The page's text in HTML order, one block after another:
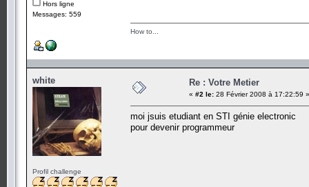
Hors ligne
Messages: 559
How to...
white
Profil challenge
Re : Votre Metier
« #2 le: 28 Février 2008 à 17:22:59 »
moi jsuis etudiant en STI génie electronic
pour devenir programmeur